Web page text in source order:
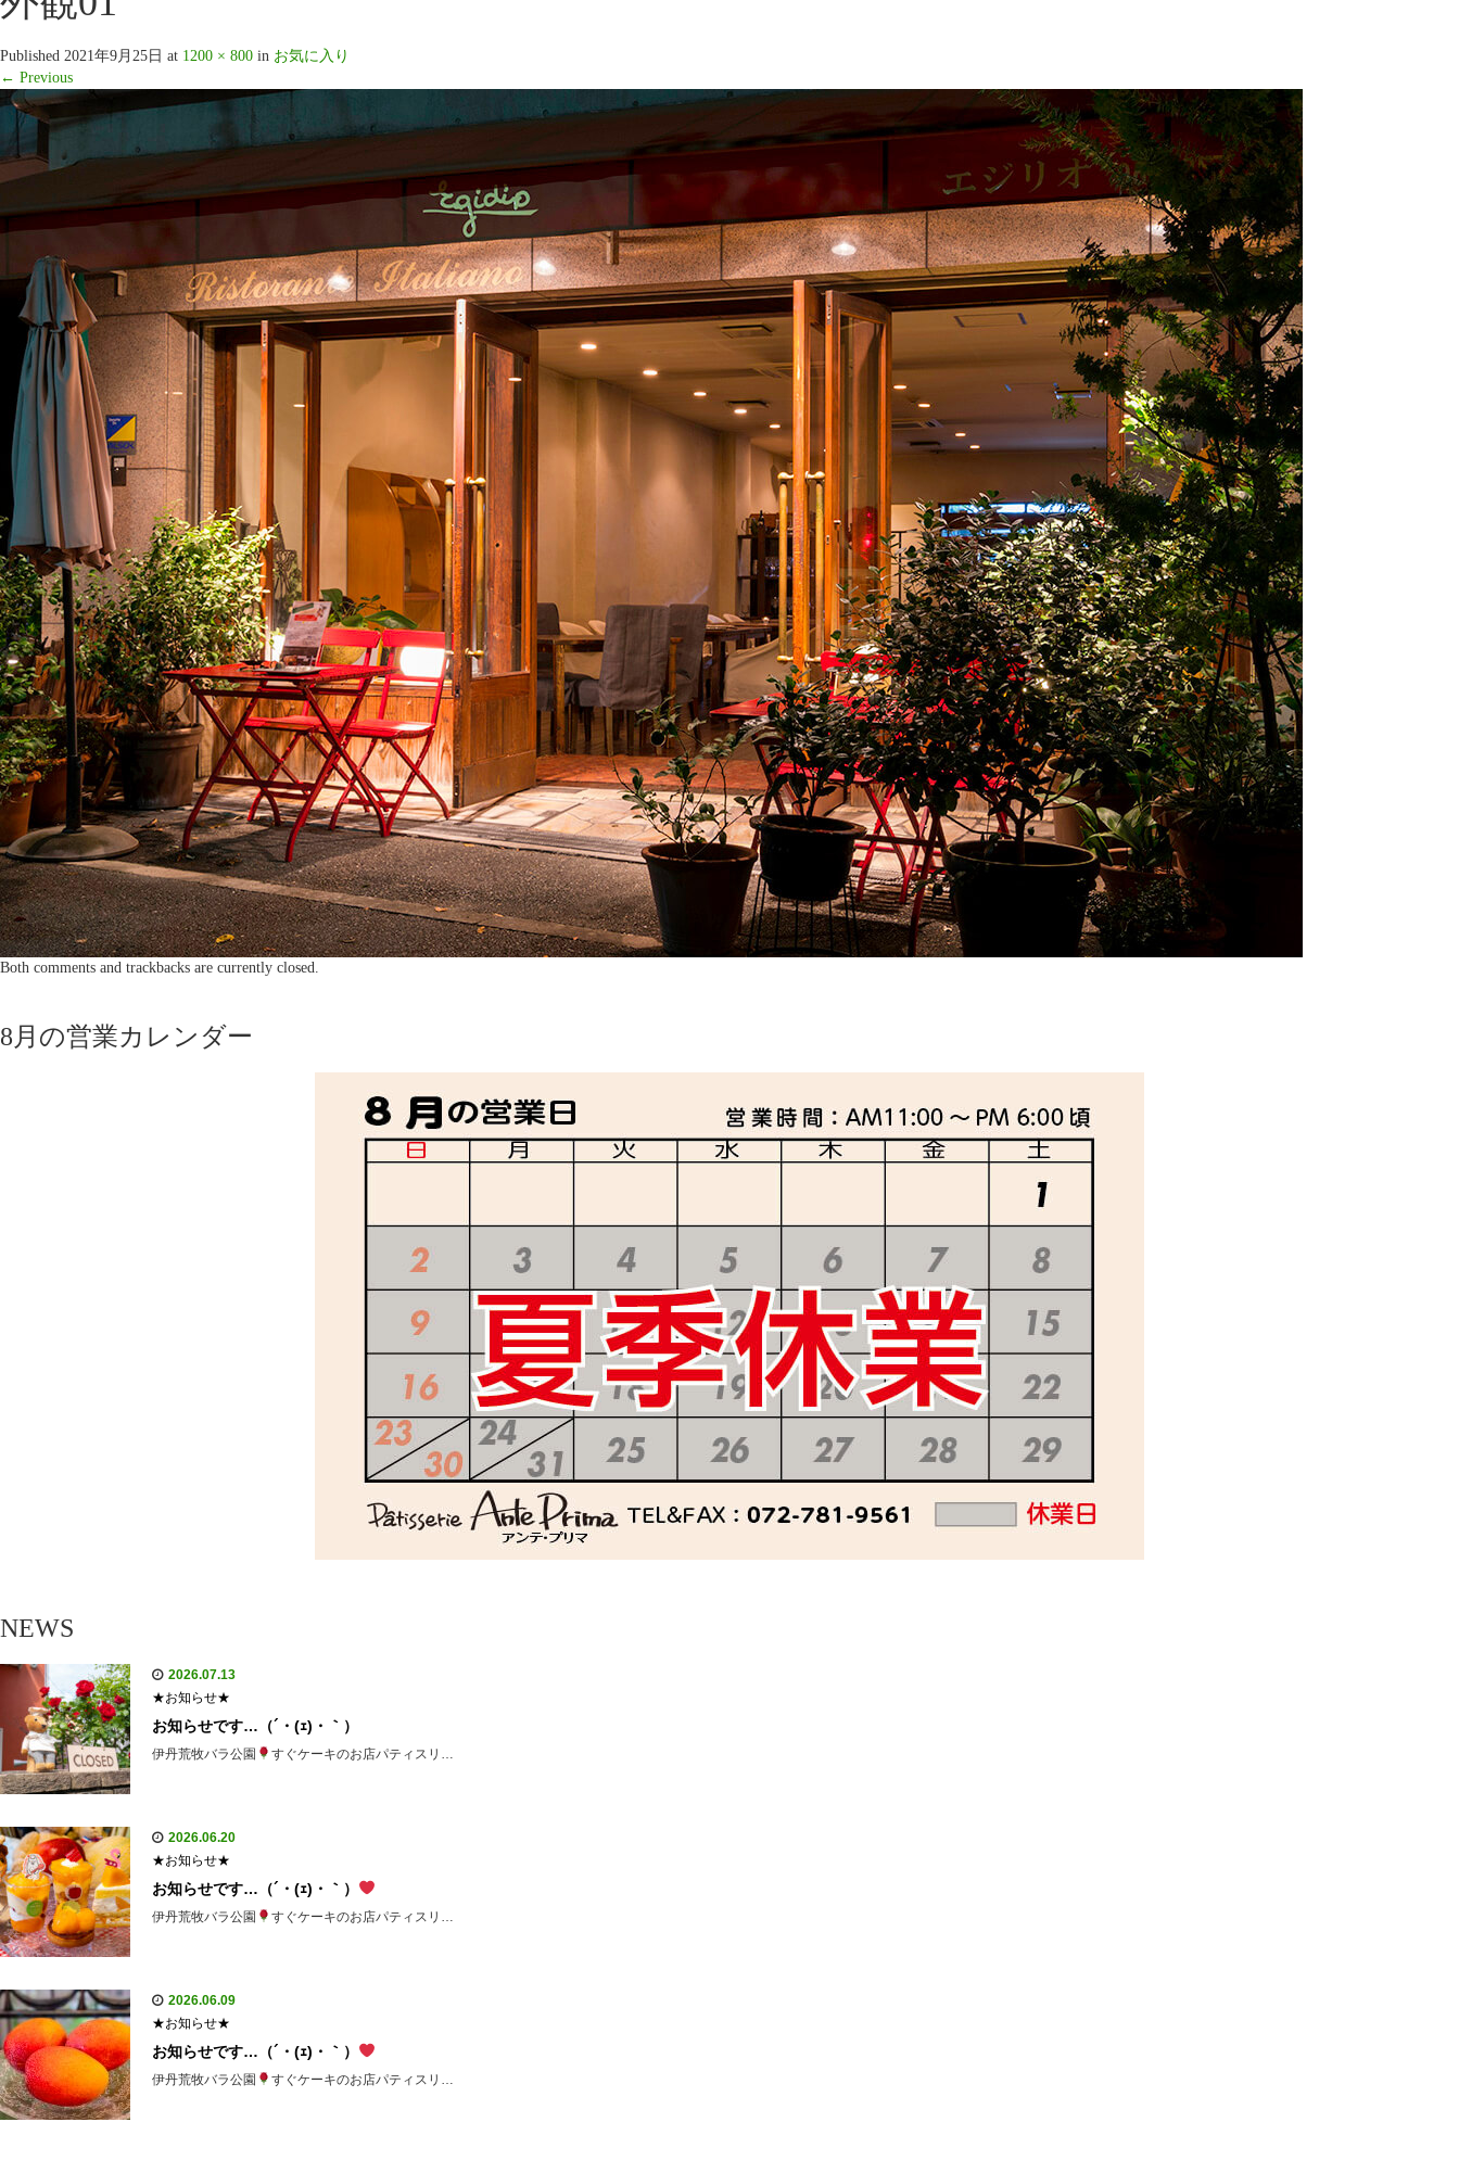
Published 2021年9月25日 at 1200 × 800 in お気に入り
← Previous
Both comments and trackbacks are currently closed.
8月の営業カレンダー
NEWS
2026.07.13
★お知らせ★
お知らせです…（´・(ｪ)・｀）
伊丹荒牧バラ公園 すぐケーキのお店パティスリ…
2026.06.20
★お知らせ★
お知らせです…（´・(ｪ)・｀）
伊丹荒牧バラ公園 すぐケーキのお店パティスリ…
2026.06.09
★お知らせ★
お知らせです…（´・(ｪ)・｀）
伊丹荒牧バラ公園 すぐケーキのお店パティスリ…